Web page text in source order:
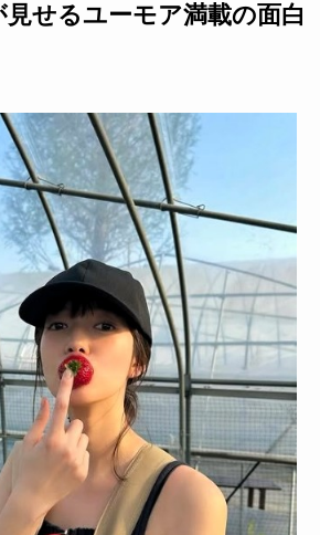
せるユーモア満載の面白